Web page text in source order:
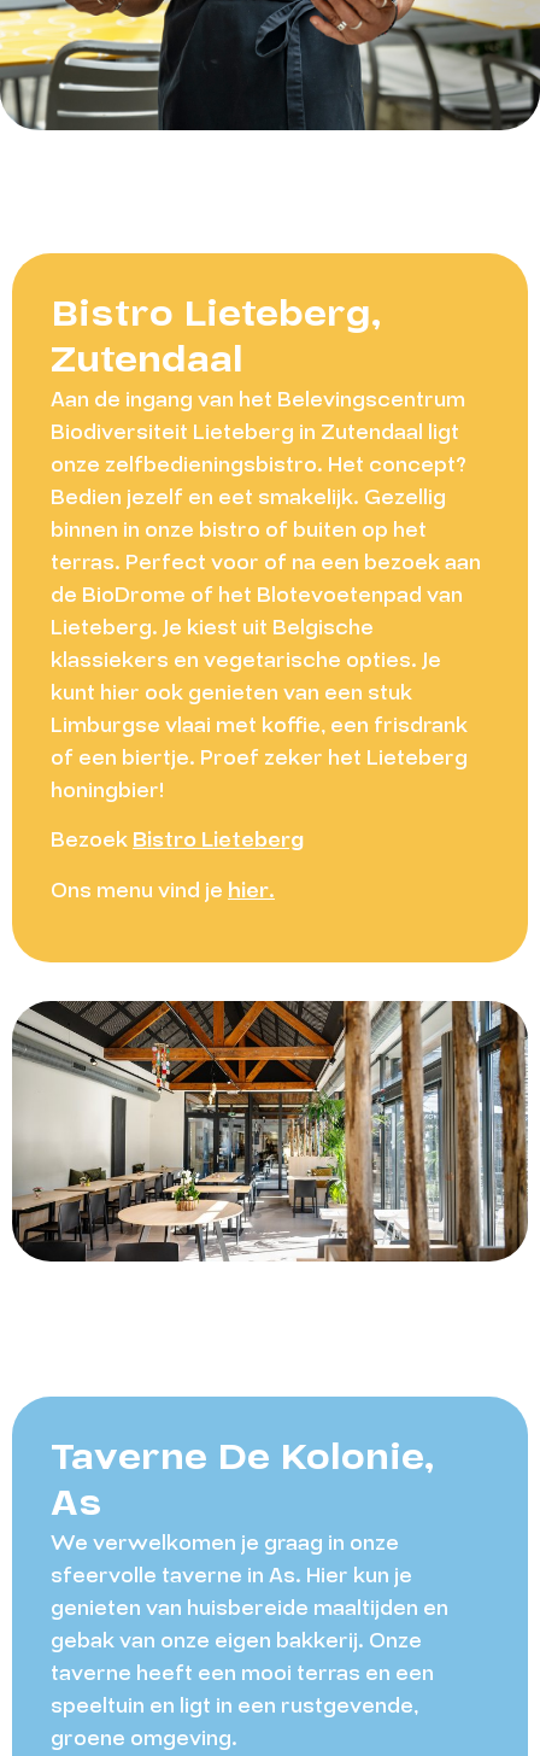
Bistro Lieteberg,
Zutendaal
Aan de ingang van het Belevingscentrum
Biodiversiteit Lieteberg in Zutendaal ligt
onze zelfbedieningsbistro. Het concept?
Bedien jezelf en eet smakelijk. Gezellig
binnen in onze bistro of buiten op het
terras. Perfect voor of na een bezoek aan
de BioDrome of het Blotevoetenpad van
Lieteberg. Je kiest uit Belgische
klassiekers en vegetarische opties. Je
kunt hier ook genieten van een stuk
Limburgse vlaai met koffie, een frisdrank
of een biertje. Proef zeker het Lieteberg
honingbier!
BezoekBistro Lieteberg
Ons menu vind je hier.
Taverne De Kolonie,
As
We verwelkomen je graag in onze
sfeervolle taverne in As. Hier kun je
genieten van huisbereide maaltijden en
gebak van onze eigen bakkerij. Onze
taverne heeft een mooi terras en een
speeltuin en ligt in een rustgevende,
groene omgeving.